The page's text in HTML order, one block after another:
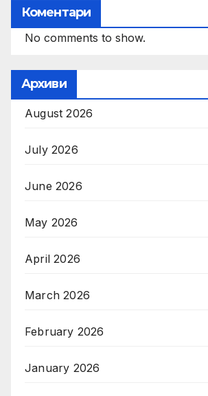
Коментари
No comments to show.
Архиви
August 2026
July 2026
June 2026
May 2026
April 2026
March 2026
February 2026
January 2026